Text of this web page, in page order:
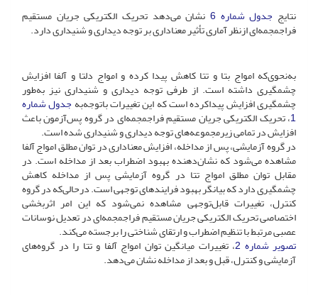
نتایج جدول شماره 6 نشان می‌دهد تحریک الکتریکی جریان مستقیم
فراجمجمه‌ای ازنظر آماری تأثیر معناداری بر توجه دیداری و شنیداری دارد.
به‌نحوی‌که امواج بتا و تتا کاهش پیدا کرده و امواج دلتا و آلفا افزایش
چشمگیری داشته است. از طرفی توجه دیداری و شنیداری نیز به‌طور
چشمگیری افزایش پیداکرده است که این تغییرات باتوجه‌به جدول شماره
1، تحریک الکتریکی جریان مستقیم فراجمجمه‌ای در گروه پس‌آزمون باعث
افزایش در تمامی زیرمجموعه‌های توجه دیداری و شنیداری شده است.
در گروه آزمایشی، پس از مداخله، افزایش معناداری در توان مطلق امواج آلفا
مشاهده می‌شود که نشان‌دهنده بهبود اضطراب بعد از مداخله است. در
مقابل توان مطلق امواج تتا در گروه آزمایشی پس از مداخله کاهش
چشمگیری دارد که بیانگر بهبود فرایندهای توجهی است. در‌حالی‌که در گروه
کنترل، تغییرات قابل‌توجهی مشاهده نمی‌شود که این امر اثربخشی
اختصاصی تحریک الکتریکی جریان مستقیم فراجمجمه‌ای در تعدیل نوسانات
عصبی مرتبط با تنظیم اضطراب و ارتقای شناختی را برجسته می‌کند.
تصویر شماره 2 ، تغییرات میانگین توان امواج آلفا و تتا را در گروه‌های
آزمایشی و کنترل، قبل و بعد از مداخله نشان می‌دهد.